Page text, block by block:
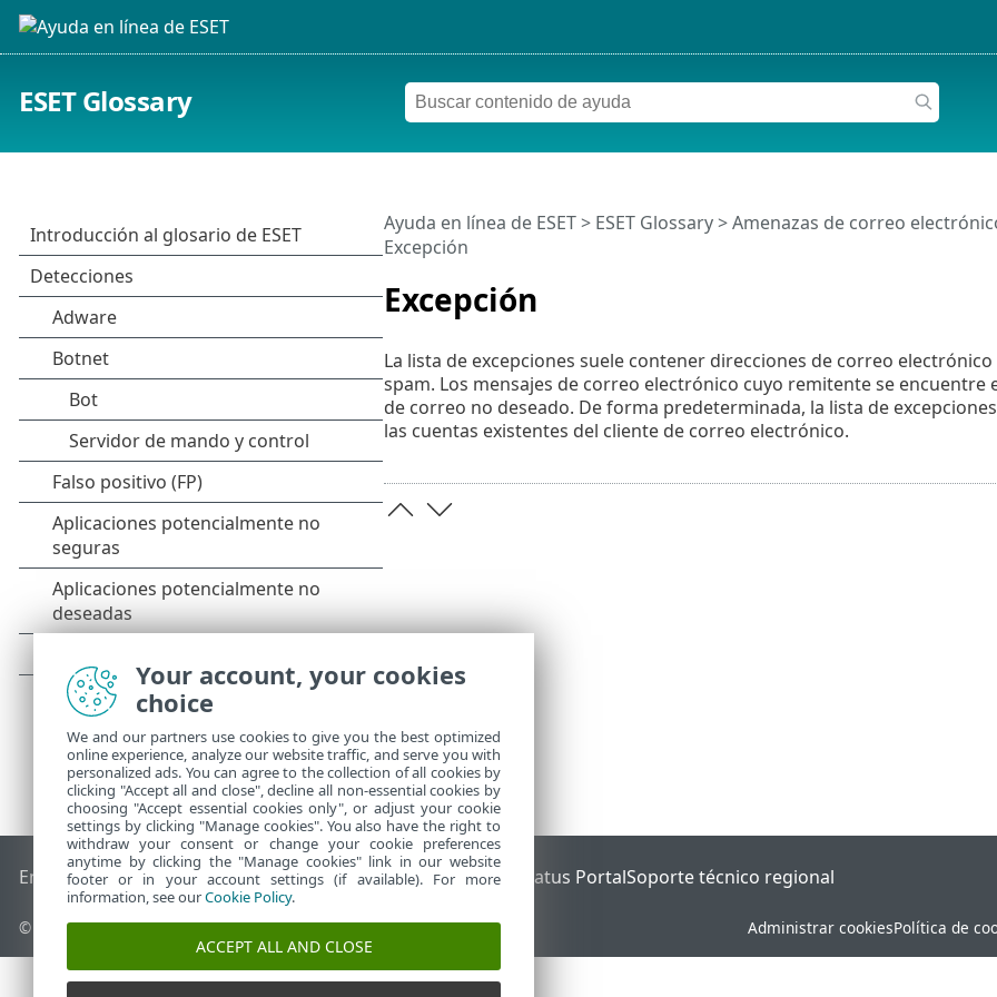
ESET Glossary
Excepción
Ayuda en línea de ESET> ESET Glossary>Amenazas de correo
Excepción
La lista de excepciones suele contener direcciones de correo
spam. Los mensajes de correo electrónico cuyo remitente se encuentre
de correo no deseado. De forma predeterminada, la lista de
las cuentas existentes del cliente de correo electrónico.
End of Life Base de conocimiento de ESETForo de ESETESET Status PortalSoporte técnico regional
© 1992 - 2026 ESET, spol. s r.o. Todos los derechos reservados. Administrar cookiesPolítica de
Your account, your cookies
choice
We and our partners use cookies to give you the best optimized
online experience, analyze our website traffic, and serve you with
personalized ads. You can agree to the collection of all cookies by
clicking "Accept all and close", decline all non-essential cookies by
choosing "Accept essential cookies only", or adjust your cookie
settings by clicking "Manage cookies". You also have the right to
withdraw your consent or change your cookie preferences
anytime by clicking the "Manage cookies" link in our website
footer or in your account settings (if available). For more
information, see ourCookie Policy.
ACCEPT ALL AND CLOSE